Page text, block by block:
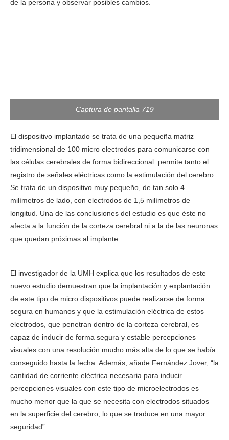
de la persona y observar posibles cambios.
Captura de pantalla 719
El dispositivo implantado se trata de una pequeña matriz
tridimensional de 100 micro electrodos para comunicarse con
las células cerebrales de forma bidireccional: permite tanto el
registro de señales eléctricas como la estimulación del cerebro.
Se trata de un dispositivo muy pequeño, de tan solo 4
milímetros de lado, con electrodos de 1,5 milímetros de
longitud. Una de las conclusiones del estudio es que éste no
afecta a la función de la corteza cerebral ni a la de las neuronas
que quedan próximas al implante.
El investigador de la UMH explica que los resultados de este
nuevo estudio demuestran que la implantación y explantación
de este tipo de micro dispositivos puede realizarse de forma
segura en humanos y que la estimulación eléctrica de estos
electrodos, que penetran dentro de la corteza cerebral, es
capaz de inducir de forma segura y estable percepciones
visuales con una resolución mucho más alta de lo que se había
conseguido hasta la fecha. Además, añade Fernández Jover, “la
cantidad de corriente eléctrica necesaria para inducir
percepciones visuales con este tipo de microelectrodos es
mucho menor que la que se necesita con electrodos situados
en la superficie del cerebro, lo que se traduce en una mayor
seguridad”.